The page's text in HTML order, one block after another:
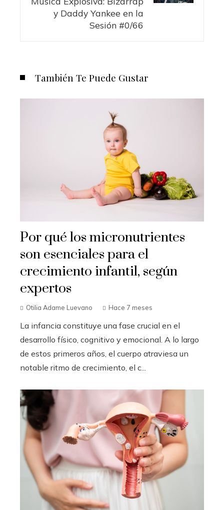
y Daddy Yankee en la
Sesión #0/66
También Te Puede Gustar
Por qué los micronutrientes
son esenciales para el
crecimiento infantil, según
expertos
Otilia Adame Luevano Hace 7 meses
La infancia constituye una fase crucial en el
desarrollo físico, cognitivo y emocional. A lo largo
de estos primeros años, el cuerpo atraviesa un
notable ritmo de crecimiento, el c...